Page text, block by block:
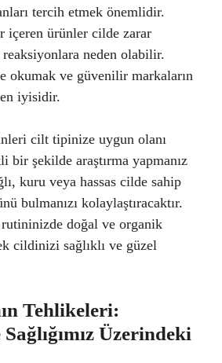
tercih etmek önemlidir.
içeren ürünler cilde zarar
neden olabilir.
okumak ve güvenilir markaların
iyisidir.
cilt tipinize uygun olanı
bir şekilde araştırma yapmanız
kuru veya hassas cilde sahip
bulmanızı kolaylaştıracaktır.
doğal ve organik
cildinizi sağlıklı ve güzel
Tehlikeleri:
Üzerindeki